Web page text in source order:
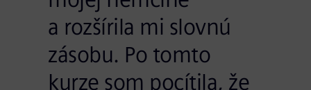
a rozšírila mi slovnú
zásobu. Po tomto
kurze som pocítila, že